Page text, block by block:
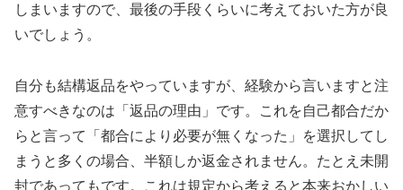
しまいますので、最後の手段くらいに考えておいた方が良
いでしょう。
自分も結構返品をやっていますが、経験から言いますと注
意すべきなのは「返品の理由」です。これを自己都合だか
らと言って「都合により必要が無くなった」を選択してし
まうと多くの場合、半額しか返金されません。たとえ未開
封であってもです。これは規定から考えると本来おかしい